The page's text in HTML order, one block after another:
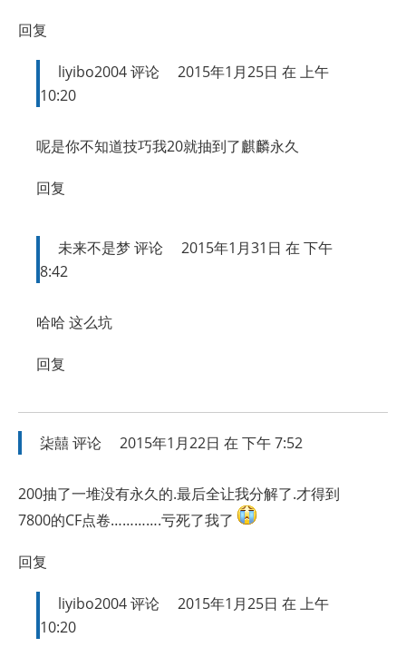
回复
liyibo2004评论
2015年1月25日 在 上午
10:20
呢是你不知道技巧我20就抽到了麒麟永久
回复
未来不是梦评论
2015年1月31日 在 下午
8:42
哈哈 这么坑
回复
柒囍评论 2015年1月22日 在 下午 7:52
200抽了一堆没有永久的.最后全让我分解了.才得到
7800的CF点卷………….亏死了我了
回复
liyibo2004评论
2015年1月25日 在 上午
10:20